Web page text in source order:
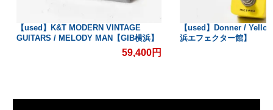
【used】K&T MODERN VINTAGE
GUITARS / MELODY MAN【GIB横浜】
59,400円
【used】Donner /
浜エフェクター館】